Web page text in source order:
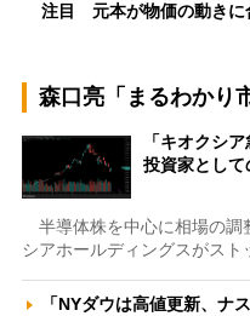
注目 元本が物価の動き
森口亮「まるわかり
「キオクシ
投資家とし
半導体株を中心に相場の調
シアホールディングスがス
「NYダウは高値更新、ナ